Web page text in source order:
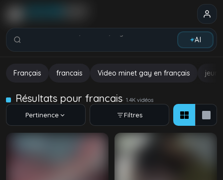
Rechercher vidéos, modèles, tags...
AI
Français francais Video minet gay en français
Résultats pour francais 1.4K vidéos
Pertinence Filtres